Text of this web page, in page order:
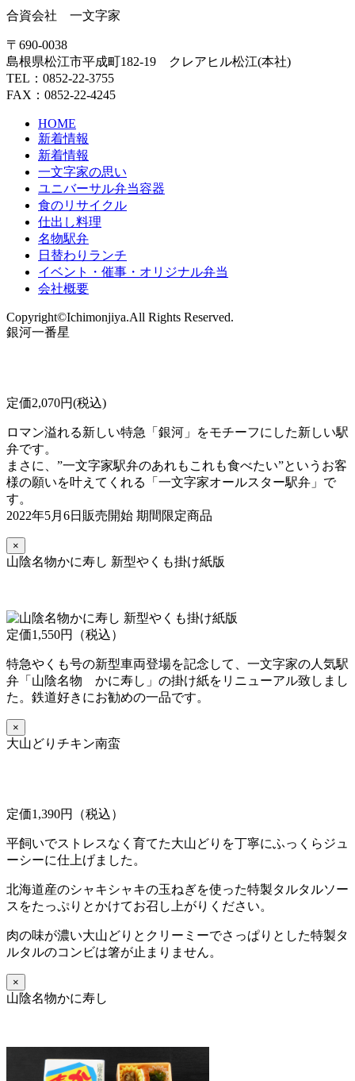
合資会社 一文字家
〒690-0038
島根県松江市平成町182-19 クレアヒル松江(本社)
TEL：0852-22-3755
FAX：0852-22-4245
HOME
新着情報
新着情報
一文字家の思い
ユニバーサル弁当容器
食のリサイクル
仕出し料理
名物駅弁
日替わりランチ
イベント・催事・オリジナル弁当
会社概要
Copyright©Ichimonjiya.All Rights Reserved.
銀河一番星
定価2,070円(税込)
ロマン溢れる新しい特急「銀河」をモチーフにした新しい駅
弁です。
まさに、”一文字家駅弁のあれもこれも食べたい”というお客
様の願いを叶えてくれる「一文字家オールスター駅弁」で
す。
2022年5月6日販売開始 期間限定商品
×
山陰名物かに寿し 新型やくも掛け紙版
定価1,550円（税込）
特急やくも号の新型車両登場を記念して、一文字家の人気駅
弁「山陰名物 かに寿し」の掛け紙をリニューアル致しまし
た。鉄道好きにお勧めの一品です。
×
大山どりチキン南蛮
定価1,390円（税込）
平飼いでストレスなく育てた大山どりを丁寧にふっくらジュ
ーシーに仕上げました。
北海道産のシャキシャキの玉ねぎを使った特製タルタルソー
スをたっぷりとかけてお召し上がりください。
肉の味が濃い大山どりとクリーミーでさっぱりとした特製タ
ルタルのコンビは箸が止まりません。
×
山陰名物かに寿し